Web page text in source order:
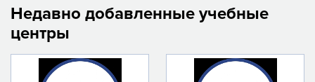
Недавно добавленные учебные
центры